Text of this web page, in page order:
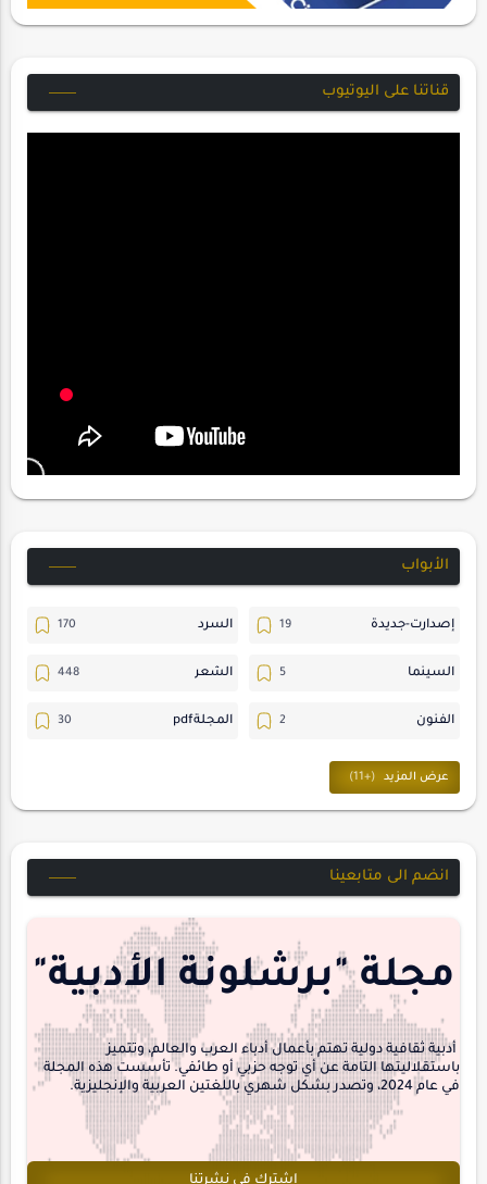
قناتنا على اليوتيوب
الأبواب
إصدارت-جديدة السرد
السينما الشعر
الفنون المجلةpdf
المسرح
هايكو
interview
انضم الى متابعينا
مجلة "برشلونة الأدبية"
أدبية ثقافية دولية تهتم بأعمال أدباء العرب والعالم، وتتميز
باستقلاليتها التامة عن أي توجه حزبي أو طائفي. تأسست هذه المجلة
في عام 2024، وتصدر بشكل شهري باللغتين العربية والإنجليزية.
اشترك في نشرتنا